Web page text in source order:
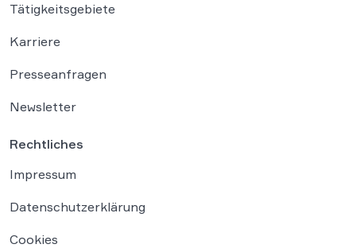
Tätigkeitsgebiete
Karriere
Presseanfragen
Newsletter
Rechtliches
Impressum
Datenschutzerklärung
Cookies